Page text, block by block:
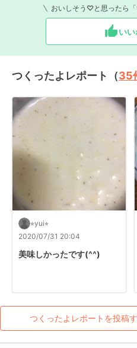
おいしそう♡と思ったら
いい
つくったよレポート（35
⭐︎yui⭐︎
2020/07/31 20:04
美味しかったです(^^)
つくったよレポートを投稿